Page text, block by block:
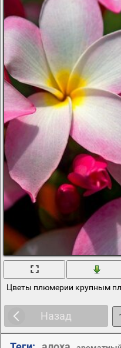
Цветы плюмерии крупным
Назад